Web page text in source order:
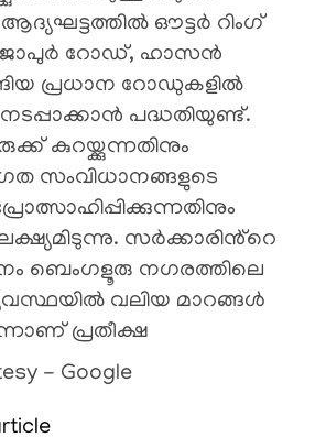
ഔട്ടർ റിംഗ്
റോഡ്, ഹാസൻ
പ്രധാന റോഡുകളിൽ
പദ്ധതിയുണ്ട്.
കുറയ്ക്കുന്നതിനും
സംവിധാനങ്ങളുടെ
സർക്കാരിൻ്റെ
ബെംഗളൂരു നഗരത്തിലെ
വലിയ മാറങ്ങൾ
പ്രതീക്ഷ
- Google